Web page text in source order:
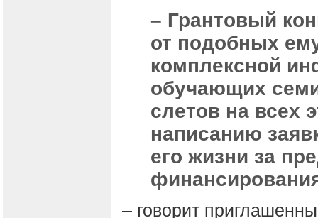
– Грантовый
от подобных
комплексной
обучающих
слетов на всех
написанию
его жизни за
– говорит